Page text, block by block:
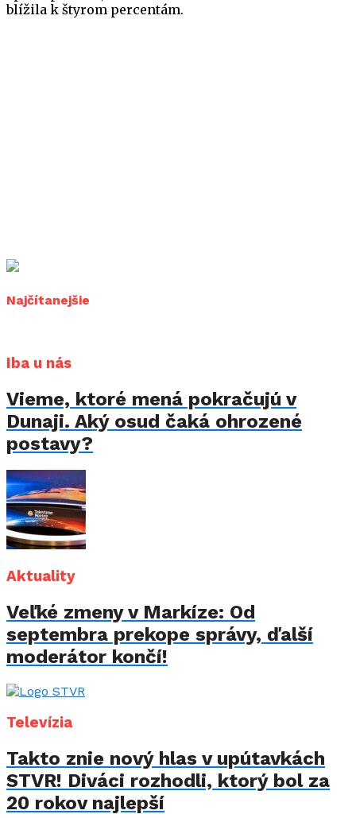
blížila k štyrom percentám.
Najčítanejšie
Iba u nás
Vieme, ktoré mená pokračujú v
Dunaji. Aký osud čaká ohrozené
postavy?
Aktuality
Veľké zmeny v Markíze: Od
septembra prekope správy, ďalší
moderátor končí!
Televízia
Takto znie nový hlas v upútavkách
STVR! Diváci rozhodli, ktorý bol za
20 rokov najlepší